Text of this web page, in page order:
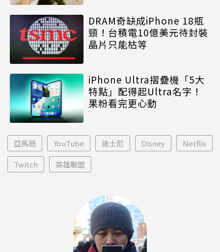
DRAM奇缺成iPhone 18瓶
頸！台積電10億美元待封裝
晶片只能枯等
iPhone Ultra摺疊機「5大
特點」配得起Ultra名字！
果粉看完更心動
亞馬遜 YouTube 迪士尼 Disney Netflix
Twitch 英雄聯盟